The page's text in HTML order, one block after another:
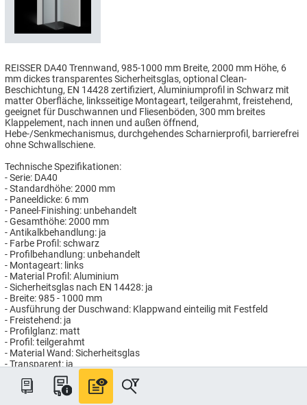
REISSER DA40 Trennwand, 985-1000 mm Breite, 2000 mm Höhe, 6
mm dickes transparentes Sicherheitsglas, optional Clean-
Beschichtung, EN 14428 zertifiziert, Aluminiumprofil in Schwarz mit
matter Oberfläche, linksseitige Montageart, teilgerahmt, freistehend,
geeignet für Duschwannen und Fliesenböden, 300 mm breites
Klappelement, nach innen und außen öffnend,
Hebe-/Senkmechanismus, durchgehendes Scharnierprofil, barrierefrei
ohne Schwallschiene.
Technische Spezifikationen:
- Serie: DA40
- Standardhöhe: 2000 mm
- Paneeldicke: 6 mm
- Paneel-Finishing: unbehandelt
- Gesamthöhe: 2000 mm
- Antikalkbehandlung: ja
- Farbe Profil: schwarz
- Profilbehandlung: unbehandelt
- Montageart: links
- Material Profil: Aluminium
- Sicherheitsglas nach EN 14428: ja
- Breite: 985 - 1000 mm
- Ausführung der Duschwand: Klappwand einteilig mit Festfeld
- Freistehend: ja
- Profilglanz: matt
- Profil: teilgerahmt
- Material Wand: Sicherheitsglas
- Transparent: ja
- Paneelfarbe: sonstige
- Geeignet für Fliesenbodenmontage: ja